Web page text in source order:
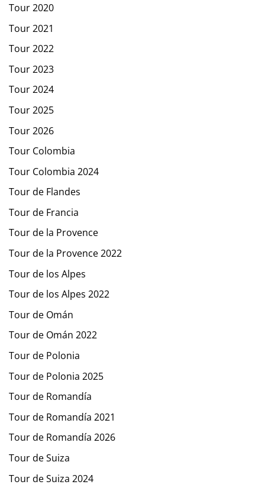
Tour 2020
Tour 2021
Tour 2022
Tour 2023
Tour 2024
Tour 2025
Tour 2026
Tour Colombia
Tour Colombia 2024
Tour de Flandes
Tour de Francia
Tour de la Provence
Tour de la Provence 2022
Tour de los Alpes
Tour de los Alpes 2022
Tour de Omán
Tour de Omán 2022
Tour de Polonia
Tour de Polonia 2025
Tour de Romandía
Tour de Romandía 2021
Tour de Romandía 2026
Tour de Suiza
Tour de Suiza 2024